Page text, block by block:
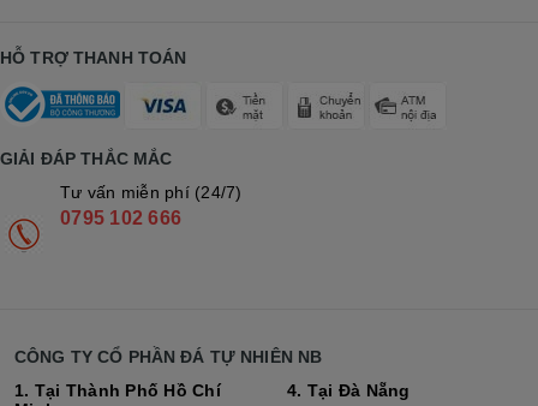
HỖ TRỢ THANH TOÁN
GIẢI ĐÁP THẮC MẮC
Tư vấn miễn phí (24/7)
0795 102 666
CÔNG TY CỔ PHẦN ĐÁ TỰ NHIÊN NB
1. Tại Thành Phố Hồ Chí
4. Tại Đà Nẵng